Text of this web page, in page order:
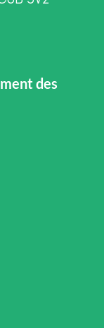
des